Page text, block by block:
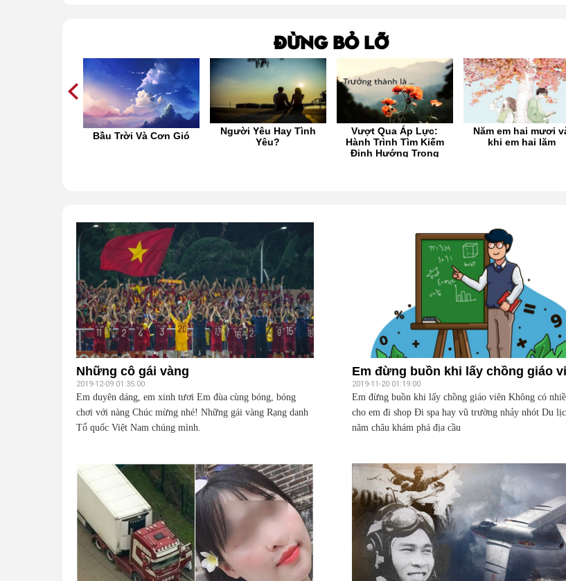
Đừng bỏ lỡ
Bầu Trời Và Cơn Gió
Người Yêu Hay Tình
Yêu?
Vượt Qua Áp Lực:
Hành Trình Tìm Kiếm
Định Hướng Trong
Năm em hai mươi
khi em hai lăm
Những cô gái vàng
2019-12-09 01:35:00
Em duyên dáng, em xinh tươi Em đùa cùng bóng, bóng
chơi với nàng Chúc mừng nhé! Những gái vàng Rạng danh
Tổ quốc Việt Nam chúng mình.
Em đừng buồn khi lấy chồng giáo
2019-11-20 01:19:00
Em đừng buồn khi lấy chồng giáo viên Không có
cho em đi shop Đi spa hay vũ trường nhảy nhót Du
năm châu khám phá địa cầu